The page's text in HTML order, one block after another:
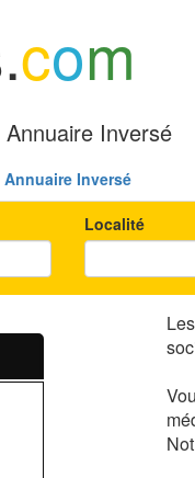
com
Inversé
Annuaire Inversé
Localité